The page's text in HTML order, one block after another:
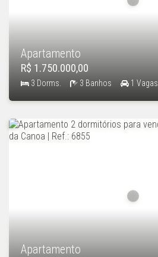
Apartamento
R$ 1.750.000,00
3 Dorms. 3 Banhos 1 Vagas
Apartamento